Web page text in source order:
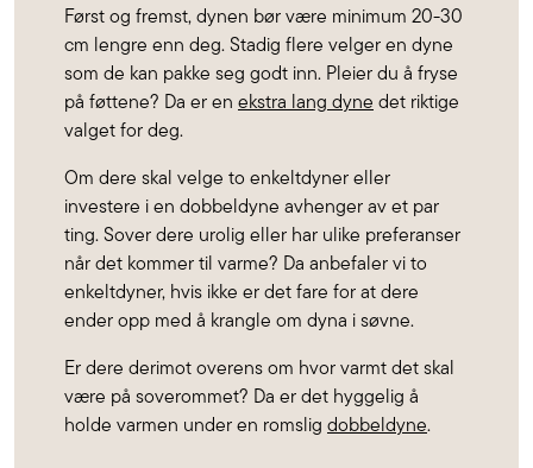
Først og fremst, dynen bør være minimum 20-30
cm lengre enn deg. Stadig flere velger en dyne
som de kan pakke seg godt inn. Pleier du å fryse
på føttene? Da er en ekstra lang dyne det riktige
valget for deg.
Om dere skal velge to enkeltdyner eller
investere i en dobbeldyne avhenger av et par
ting. Sover dere urolig eller har ulike preferanser
når det kommer til varme? Da anbefaler vi to
enkeltdyner, hvis ikke er det fare for at dere
ender opp med å krangle om dyna i søvne.
Er dere derimot overens om hvor varmt det skal
være på soverommet? Da er det hyggelig å
holde varmen under en romslig dobbeldyne.